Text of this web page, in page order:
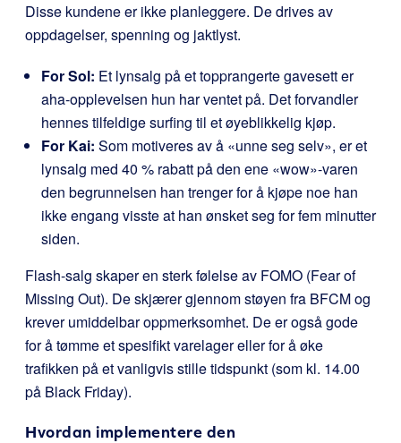
Disse kundene er ikke planleggere. De drives av
oppdagelser, spenning og jaktlyst.
For Sol: Et lynsalg på et topprangerte gavesett er
aha-opplevelsen hun har ventet på. Det forvandler
hennes tilfeldige surfing til et øyeblikkelig kjøp.
For Kai: Som motiveres av å «unne seg selv», er et
lynsalg med 40 % rabatt på den ene «wow»-varen
den begrunnelsen han trenger for å kjøpe noe han
ikke engang visste at han ønsket seg for fem minutter
siden.
Flash-salg skaper en sterk følelse av FOMO (Fear of
Missing Out). De skjærer gjennom støyen fra BFCM og
krever umiddelbar oppmerksomhet. De er også gode
for å tømme et spesifikt varelager eller for å øke
trafikken på et vanligvis stille tidspunkt (som kl. 14.00
på Black Friday).
Hvordan implementere den